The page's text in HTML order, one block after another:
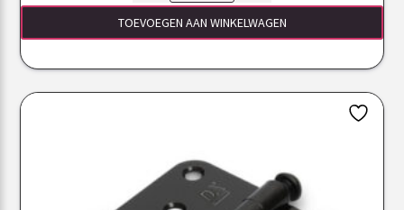
TOEVOEGEN AAN WINKELWAGEN